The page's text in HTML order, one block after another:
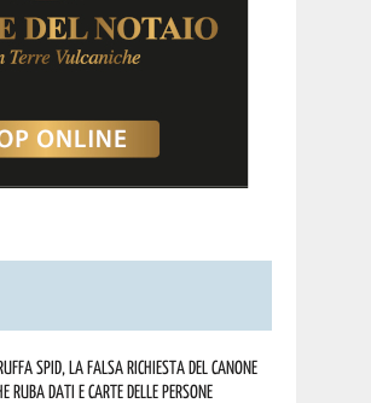
Spid, la falsa richiesta del canone
ruba dati e carte delle persone